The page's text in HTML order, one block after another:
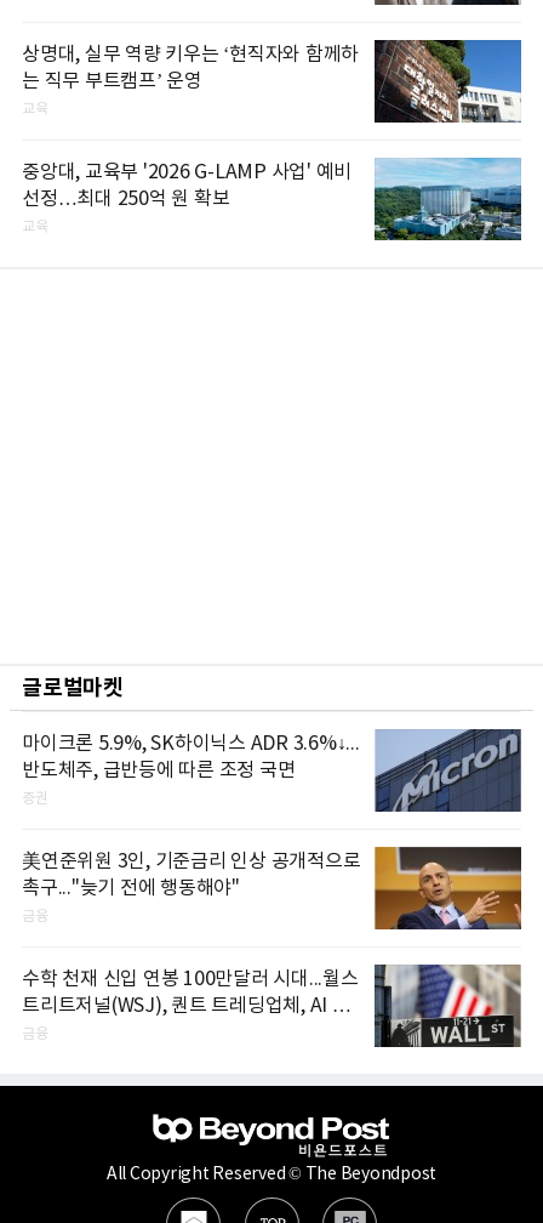
상명대, 실무 역량 키우는 ‘현직자와 함께하
는 직무 부트캠프’ 운영
교육
중앙대, 교육부 '2026 G-LAMP 사업' 예비
선정…최대 250억 원 확보
교육
글로벌마켓
마이크론 5.9%, SK하이닉스 ADR 3.6%↓...
반도체주, 급반등에 따른 조정 국면
증권
美연준위원 3인, 기준금리 인상 공개적으로
촉구..."늦기 전에 행동해야"
금융
수학 천재 신입 연봉 100만달러 시대...월스
트리트저널(WSJ), 퀀트 트레딩업체, AI 기
업들 인재 확보 경쟁
금융
All Copyright Reserved © The Beyondpost